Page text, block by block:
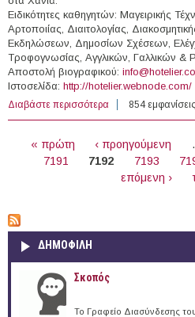
Ειδικότητες καθηγητών: Μαγειρικής
Αρτοποιίας, Διαιτολογίας,
Εκδηλώσεων, Δημοσίων Σχέσεων,
Τροφογνωσίας, Αγγλικών, Γαλλικών &
Αποστολή βιογραφικού:
Ιστοσελίδα: http://hotelier.webnode.com/
Διαβάστε περισσότερα για Καθηγητές
Studies & Training"
854 εμφανίσεις
« πρώτη ‹ προηγούμενη
7191
7192 7193
επόμενη ›
ΔΗΜΟΦΙΛΗ
Σκοπός
Το Γραφείο Διασύνδεσης